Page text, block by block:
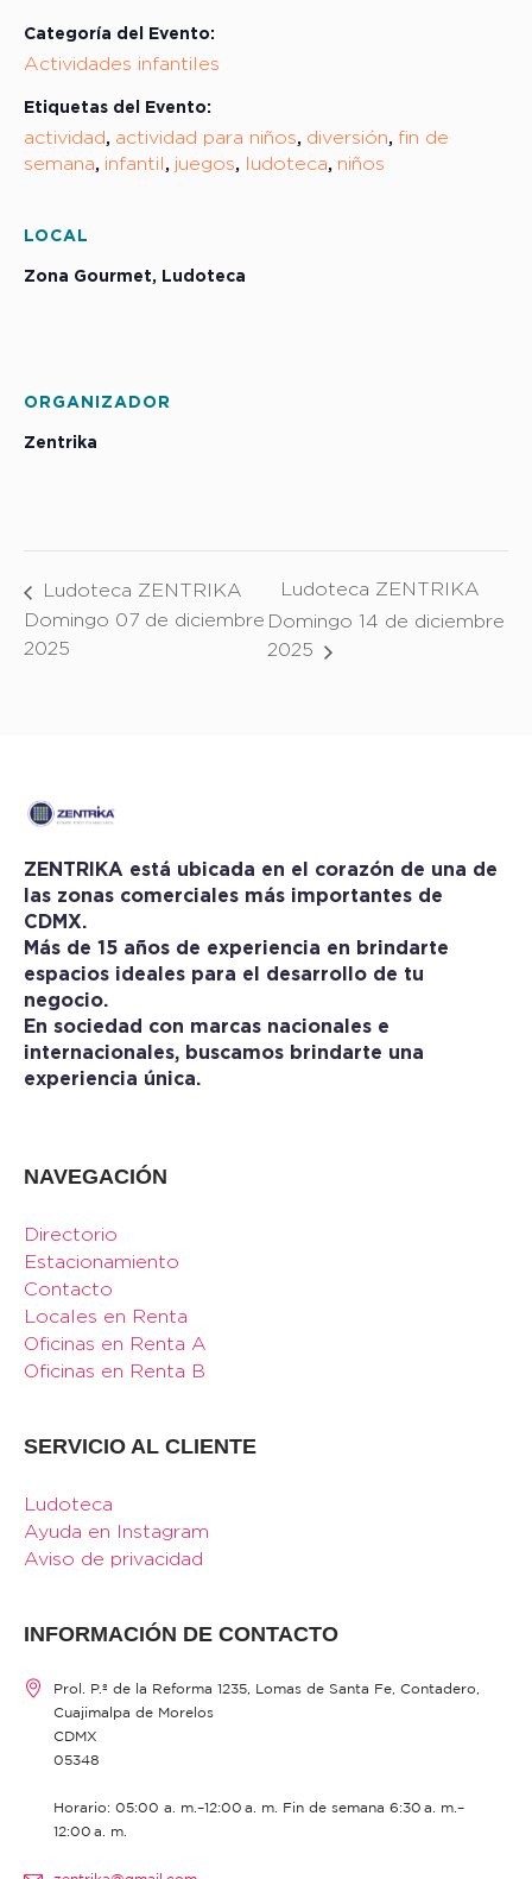
Categoría del Evento:
Actividades infantiles
Etiquetas del Evento:
actividad, actividad para niños, diversión, fin de
semana, infantil , juegos, ludoteca, niños
LOCAL
Zona Gourmet, Ludoteca
ORGANIZADOR
Zentrika
Ludoteca ZENTRIKA
Domingo 07 de diciembre
2025
Ludoteca ZENTRIKA
Domingo 14 de diciembre
2025
ZENTRIKA está ubicada en el corazón de una de
las zonas comerciales más importantes de
CDMX.
Más de 15 años de experiencia en brindarte
espacios ideales para el desarrollo de tu
negocio.
En sociedad con marcas nacionales e
internacionales, buscamos brindarte una
experiencia única.
NAVEGACIÓN
Directorio
Estacionamiento
Contacto
Locales en Renta
Oficinas en Renta A
Oficinas en Renta B
SERVICIO AL CLIENTE
Ludoteca
Ayuda en Instagram
Aviso de privacidad
INFORMACIÓN DE CONTACTO
Prol. P.º de la Reforma 1235, Lomas de Santa Fe, Contadero,
Cuajimalpa de Morelos
CDMX
05348
Horario: 05:00 a. m.–12:00 a. m. Fin de semana 6:30 a. m.–
12:00 a. m.